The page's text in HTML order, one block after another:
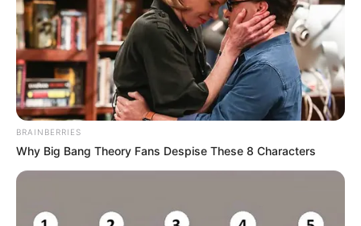
BRAINBERRIES
Why Big Bang Theory Fans Despise These 8 Characters